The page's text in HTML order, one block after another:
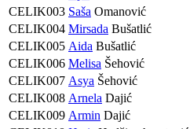
CELIK003 Saša Omanović
CELIK004 Mirsada Bušatlić
CELIK005 Aida Bušatlić
CELIK006 Melisa Šehović
CELIK007 Asya Šehović
CELIK008 Arnela Dajić
CELIK009 Armin Dajić